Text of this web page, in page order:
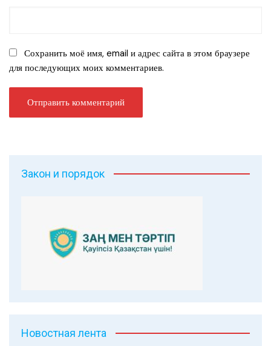
Сохранить моё имя, email и адрес сайта в этом браузере
для последующих моих комментариев.
Закон и порядок
Новостная лента